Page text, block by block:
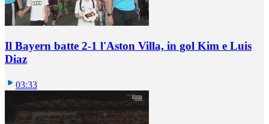
Il Bayern batte 2-1 l'Aston Villa, in gol Kim e Luis
Diaz
03:33